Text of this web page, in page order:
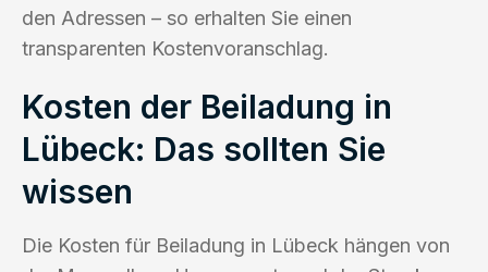
den Adressen – so erhalten Sie einen
transparenten Kostenvoranschlag.
Kosten der Beiladung in
Lübeck: Das sollten Sie
wissen
Die Kosten für Beiladung in Lübeck hängen von